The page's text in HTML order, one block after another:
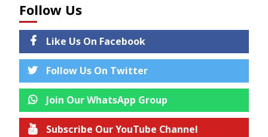
Follow Us
Like Us On Facebook
Follow Us On Twitter
Join Our WhatsApp Group
Subscribe Our YouTube Channel